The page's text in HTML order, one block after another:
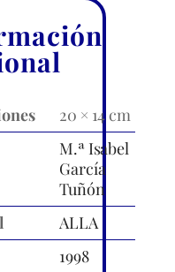
20 × 14 cm
M.ª Isabel
García
Tuñón
ALLA
1998